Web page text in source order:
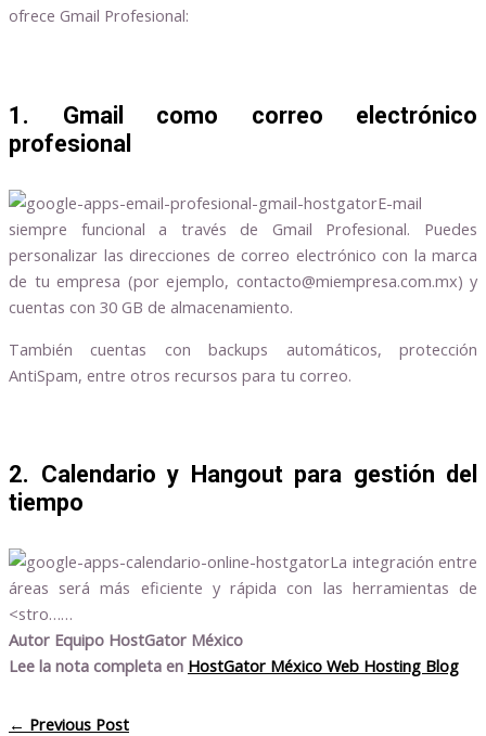
ofrece Gmail Profesional:
1. Gmail como correo electrónico
profesional
E-mail
siempre funcional a través de Gmail Profesional. Puedes
personalizar las direcciones de correo electrónico con la marca
de tu empresa (por ejemplo, contacto@miempresa.com.mx) y
cuentas con 30 GB de almacenamiento.
También cuentas con backups automáticos, protección
AntiSpam, entre otros recursos para tu correo.
2. Calendario y Hangout para gestión del
tiempo
La integración entre
áreas será más eficiente y rápida con las herramientas de
<stro……
Autor Equipo HostGator México
Lee la nota completa en HostGator México Web Hosting Blog
← Previous Post